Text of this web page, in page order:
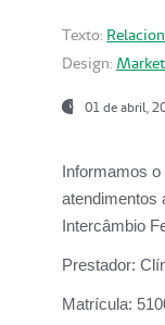
Texto:
Design:
01 de abril,
Informamos
atendimentos
Intercâmbio
Prestador:
Matrícula: